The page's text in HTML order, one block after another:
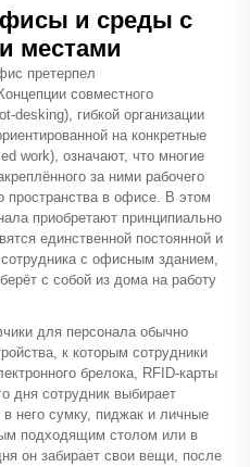
и среды с
местами
претерпел
совместного
desking), гибкой организации
на конкретные
work), означают, что многие
за ними рабочего
пространства в офисе. В этом
приобретают принципиально
единственной постоянной и
с офисным зданием,
с собой из дома на работу
для персонала обычно
к которым сотрудники
брелока, RFID-карты
дня сотрудник выбирает
него сумку, пиджак и личные
подходящим столом или в
он забирает свои вещи, после